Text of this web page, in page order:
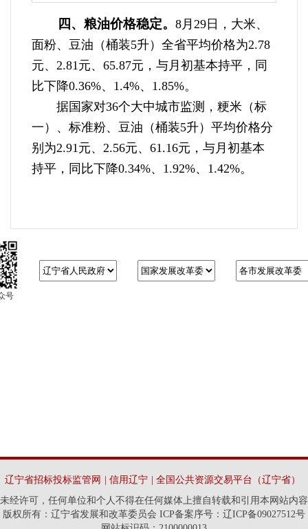
四、粮油价格稳定。 8月29日，大米、
面粉、豆油（桶装5升）全省平均价格为2.78
元、2.81元、65.87元，与月初基本持平，同
比下降0.36%、1.4%、1.85%。
据国家对36个大中城市监测，粳米（标
一）、标准粉、豆油（桶装5升）平均价格分
别为2.91元、2.56元、61.16元，与月初基本
持平，同比下降0.34%、1.92%、1.42%。
号
辽宁省招标投标监管网 信用辽宁
全国公共资源交易平台（辽宁省）
未经许可，任何单位和个人不得在任何媒体上擅自转载和引用本网站内容
版权所有：辽宁省发展和改革委员会 ICP备案序号：辽ICP备09027512号